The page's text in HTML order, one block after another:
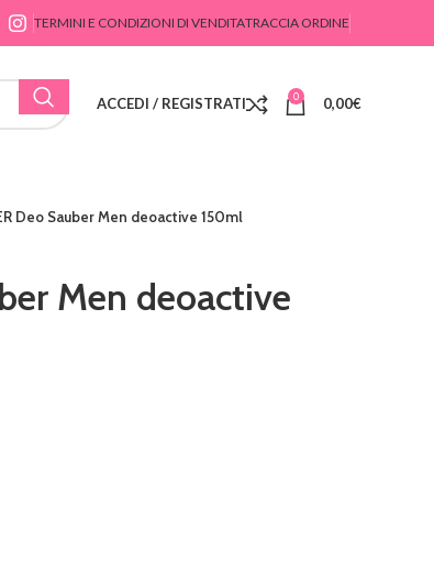
TERMINI E CONDIZIONI DI VENDITATRACCIA ORDINE
ACCEDI / REGISTRATI 0 0,00€
Deo Sauber Men deoactive 150ml
Men deoactive